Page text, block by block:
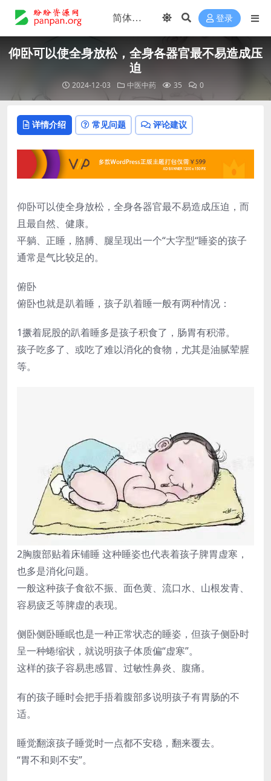
登录
仰卧可以使全身放松，全身各器官最不易造成压
迫
2024-12-03 中医中药 35 0
详情介绍 常见问题 评论建议
仰卧可以使全身放松，全身各器官最不易造成压迫，而
且最自然、健康。
平躺、正睡，胳膊、腿呈现出一个“大字型“睡姿的孩子
通常是气比较足的。
俯卧
俯卧也就是趴着睡，孩子趴着睡一般有两种情况：
1撅着屁股的趴着睡多是孩子积食了，肠胃有积滞。
孩子吃多了、或吃了难以消化的食物，尤其是油腻荤腥
等。
2胸腹部贴着床铺睡 这种睡姿也代表着孩子脾胃虚寒，
也多是消化问题。
一般这种孩子食欲不振、面色黄、流口水、山根发青、
容易疲乏等脾虚的表现。
侧卧侧卧睡眠也是一种正常状态的睡姿，但孩子侧卧时
呈一种蜷缩状，就说明孩子体质偏“虚寒”。
这样的孩子容易患感冒、过敏性鼻炎、腹痛。
有的孩子睡时会把手捂着腹部多说明孩子有胃肠的不
适。
睡觉翻滚孩子睡觉时一点都不安稳，翻来覆去。
“胃不和则不安”。